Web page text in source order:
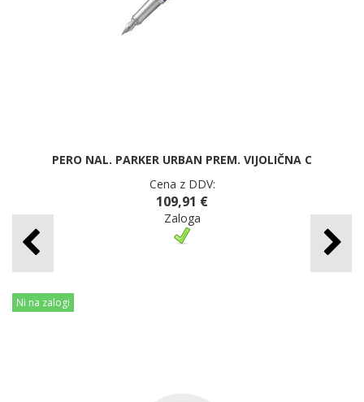
PERO NAL. PARKER URBAN PREM. VIJOLIČNA C
Cena z DDV:
109,91 €
Zaloga
Ni na zalogi